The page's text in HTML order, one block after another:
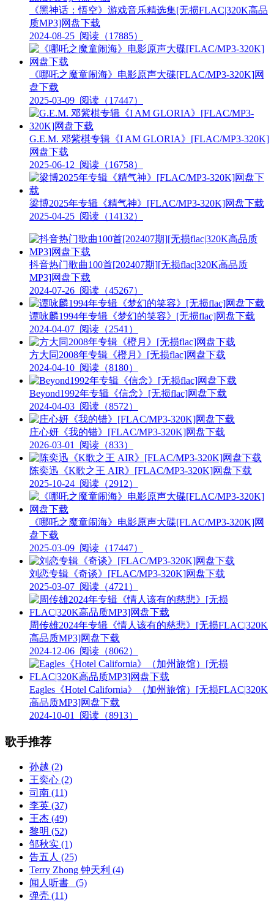
《黑神话：悟空》游戏音乐精选集[无损FLAC|320K高品
质MP3]网盘下载
2024-08-25 阅读（17885）
《哪吒之魔童闹海》电影原声大碟[FLAC/MP3-320K]网
盘下载
2025-03-09 阅读（17447）
G.E.M. 邓紫棋专辑《I AM GLORIA》[FLAC/MP3-320K]
网盘下载
2025-06-12 阅读（16758）
梁博2025年专辑《精气神》[FLAC/MP3-320K]网盘下载
2025-04-25 阅读（14132）
抖音热门歌曲100首[202407期][无损flac|320K高品质
MP3]网盘下载
2024-07-26 阅读（45267）
谭咏麟1994年专辑《梦幻的笑容》[无损flac]网盘下载
2024-04-07 阅读（2541）
方大同2008年专辑《橙月》[无损flac]网盘下载
2024-04-10 阅读（8180）
Beyond1992年专辑《信念》[无损flac]网盘下载
2024-04-03 阅读（8572）
庄心妍《我的错》[FLAC/MP3-320K]网盘下载
2026-03-01
阅读（833）
陈奕迅《K歌之王 AIR》[FLAC/MP3-320K]网盘下载
2025-10-24 阅读（2912）
《哪吒之魔童闹海》电影原声大碟[FLAC/MP3-320K]网
盘下载
2025-03-09 阅读（17447）
刘恋专辑《奇谈》[FLAC/MP3-320K]网盘下载
2025-03-07 阅读（4721）
周传雄2024年专辑《情人该有的慈悲》[无损FLAC|320K
高品质MP3]网盘下载
2024-12-06 阅读（8062）
Eagles《Hotel California》（加州旅馆）[无损FLAC|320K
高品质MP3]网盘下载
2024-10-01
阅读（8913）
歌手推荐
孙越 (2)
王奕心 (2)
司南 (11)
李英 (37)
王杰 (49)
黎明 (52)
邹秋实 (1)
告五人 (25)
Terry Zhong 钟天利 (4)
闻人听書_
(5)
弹壳 (11)